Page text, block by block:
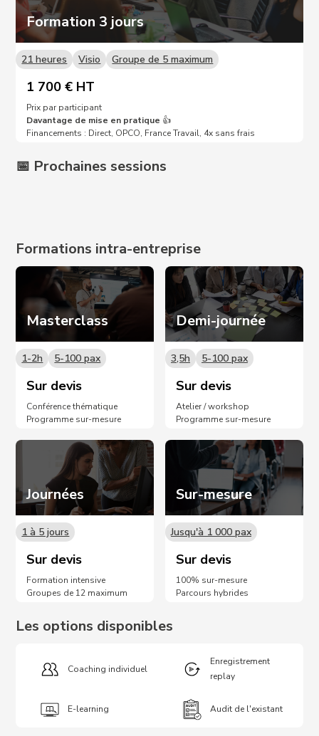
Formation 3 jours
21 heures Visio Groupe de 5 maximum
1 700 € HT
Prix par participant
Davantage de mise en pratique 👍
Financements : Direct, OPCO, France Travail, 4x sans frais
📅 Prochaines sessions
Formations intra-entreprise
Masterclass
1-2h 5-100 pax
Sur devis
Conférence thématique
Programme sur-mesure
Demi-journée
3,5h 5-100 pax
Sur devis
Atelier / workshop
Programme sur-mesure
Journées
1 à 5 jours
Sur devis
Formation intensive
Groupes de 12 maximum
Sur-mesure
Jusqu'à 1 000 pax
Sur devis
100% sur-mesure
Parcours hybrides
Les options disponibles
Coaching individuel
Enregistrement
replay
E-learning Audit de l'existant